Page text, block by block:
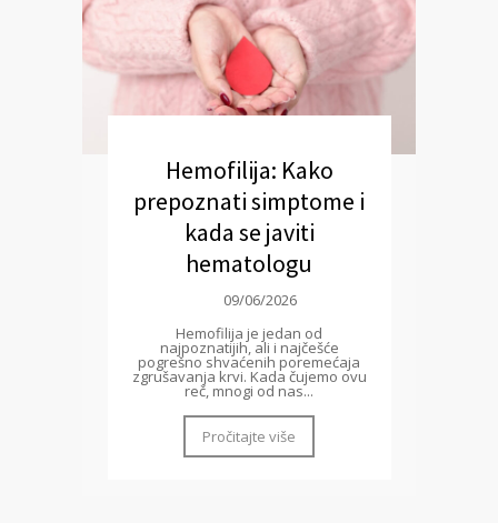
Hemofilija: Kako
prepoznati simptome i
kada se javiti
hematologu
09/06/2026
Hemofilija je jedan od
najpoznatijih, ali i najčešće
pogrešno shvaćenih poremećaja
zgrušavanja krvi. Kada čujemo ovu
reč, mnogi od nas...
Pročitajte više